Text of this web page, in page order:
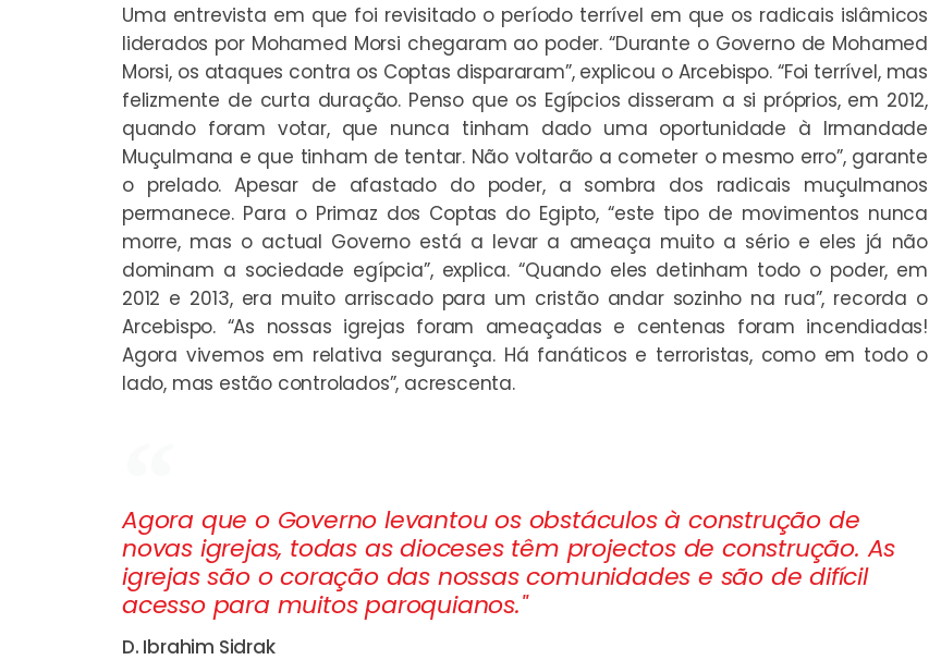
Uma entrevista em que foi revisitado o período terrível em que os radicais islâmicos
liderados por Mohamed Morsi chegaram ao poder. “Durante o Governo de Mohamed
Morsi, os ataques contra os Coptas dispararam”, explicou o Arcebispo. “Foi terrível, mas
felizmente de curta duração. Penso que os Egípcios disseram a si próprios, em 2012,
quando foram votar, que nunca tinham dado uma oportunidade à Irmandade
Muçulmana e que tinham de tentar. Não voltarão a cometer o mesmo erro”, garante
o prelado. Apesar de afastado do poder, a sombra dos radicais muçulmanos
permanece. Para o Primaz dos Coptas do Egipto, “este tipo de movimentos nunca
morre, mas o actual Governo está a levar a ameaça muito a sério e eles já não
dominam a sociedade egípcia”, explica. “Quando eles detinham todo o poder, em
2012 e 2013, era muito arriscado para um cristão andar sozinho na rua”, recorda o
Arcebispo. “As nossas igrejas foram ameaçadas e centenas foram incendiadas!
Agora vivemos em relativa segurança. Há fanáticos e terroristas, como em todo o
lado, mas estão controlados”, acrescenta.
Agora que o Governo levantou os obstáculos à construção de
novas igrejas, todas as dioceses têm projectos de construção. As
igrejas são o coração das nossas comunidades e são de difícil
acesso para muitos paroquianos."
D. Ibrahim Sidrak